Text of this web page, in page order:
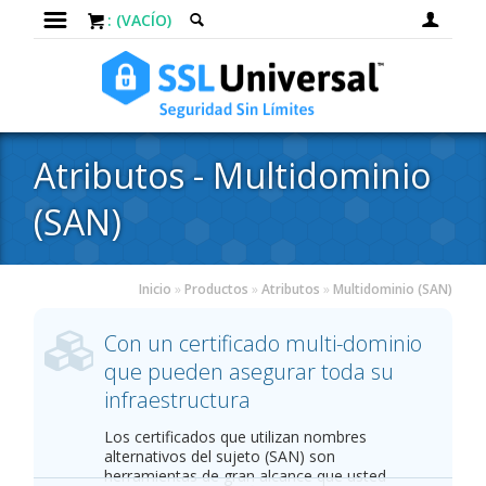
: (VACÍO)
Inicio » Productos » Atributos » Multidominio (SAN)
Atributos - Multidominio
(SAN)
Con un certificado multi-dominio
que pueden asegurar toda su
infraestructura
Los certificados que utilizan nombres
alternativos del sujeto (SAN) son
herramientas de gran alcance que usted